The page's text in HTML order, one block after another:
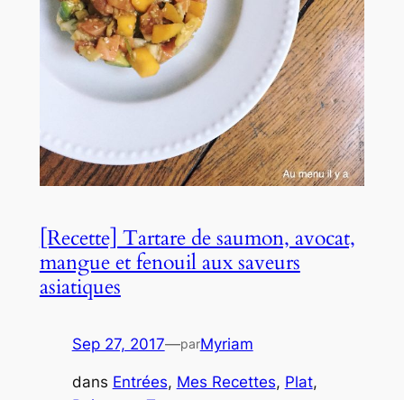
[Recette] Tartare de saumon, avocat,
mangue et fenouil aux saveurs
asiatiques
Sep 27, 2017—parMyriam
dans Entrées, Mes Recettes, Plat